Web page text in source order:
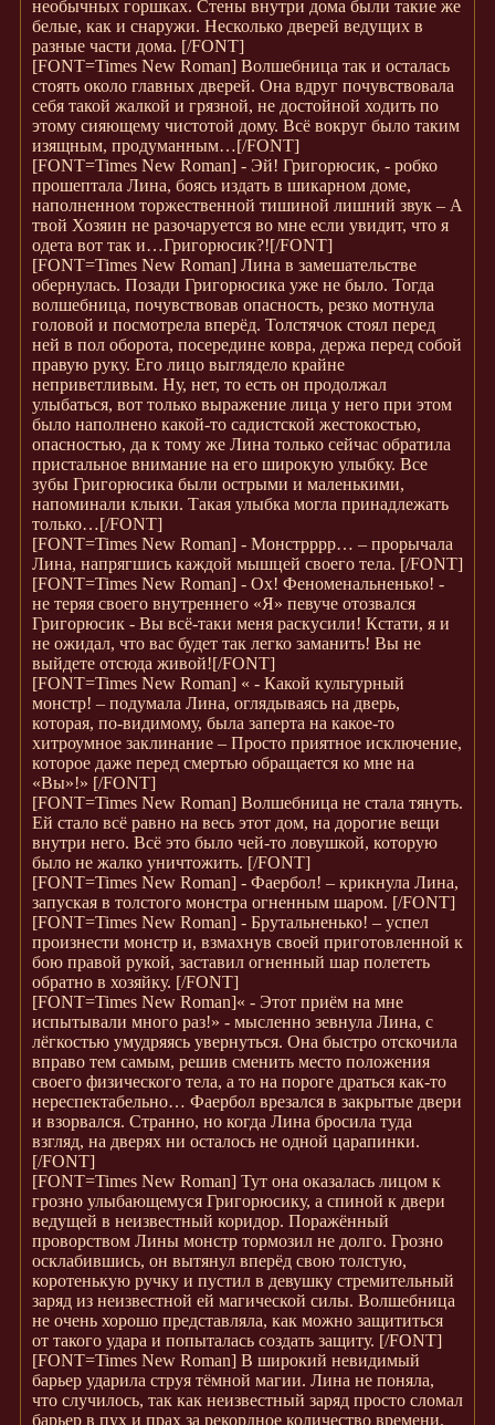
необычных горшках. Стены внутри дома были такие же
белые, как и снаружи. Несколько дверей ведущих в
разные части дома. [/FONT]
[FONT=Times New Roman] Волшебница так и осталась
стоять около главных дверей. Она вдруг почувствовала
себя такой жалкой и грязной, не достойной ходить по
этому сияющему чистотой дому. Всё вокруг было таким
изящным, продуманным…[/FONT]
[FONT=Times New Roman] - Эй! Григорюсик, - робко
прошептала Лина, боясь издать в шикарном доме,
наполненном торжественной тишиной лишний звук – А
твой Хозяин не разочаруется во мне если увидит, что я
одета вот так и…Григорюсик?![/FONT]
[FONT=Times New Roman] Лина в замешательстве
обернулась. Позади Григорюсика уже не было. Тогда
волшебница, почувствовав опасность, резко мотнула
головой и посмотрела вперёд. Толстячок стоял перед
ней в пол оборота, посередине ковра, держа перед собой
правую руку. Его лицо выглядело крайне
неприветливым. Ну, нет, то есть он продолжал
улыбаться, вот только выражение лица у него при этом
было наполнено какой-то садистской жестокостью,
опасностью, да к тому же Лина только сейчас обратила
пристальное внимание на его широкую улыбку. Все
зубы Григорюсика были острыми и маленькими,
напоминали клыки. Такая улыбка могла принадлежать
только…[/FONT]
[FONT=Times New Roman] - Монстрррр… – прорычала
Лина, напрягшись каждой мышцей своего тела. [/FONT]
[FONT=Times New Roman] - Ох! Феноменальненько! -
не теряя своего внутреннего «Я» певуче отозвался
Григорюсик - Вы всё-таки меня раскусили! Кстати, я и
не ожидал, что вас будет так легко заманить! Вы не
выйдете отсюда живой![/FONT]
[FONT=Times New Roman] « - Какой культурный
монстр! – подумала Лина, оглядываясь на дверь,
которая, по-видимому, была заперта на какое-то
хитроумное заклинание – Просто приятное исключение,
которое даже перед смертью обращается ко мне на
«Вы»!» [/FONT]
[FONT=Times New Roman] Волшебница не стала тянуть.
Ей стало всё равно на весь этот дом, на дорогие вещи
внутри него. Всё это было чей-то ловушкой, которую
было не жалко уничтожить. [/FONT]
[FONT=Times New Roman] - Фаербол! – крикнула Лина,
запуская в толстого монстра огненным шаром. [/FONT]
[FONT=Times New Roman] - Брутальненько! – успел
произнести монстр и, взмахнув своей приготовленной к
бою правой рукой, заставил огненный шар полететь
обратно в хозяйку. [/FONT]
[FONT=Times New Roman]« - Этот приём на мне
испытывали много раз!» - мысленно зевнула Лина, с
лёгкостью умудряясь увернуться. Она быстро отскочила
вправо тем самым, решив сменить место положения
своего физического тела, а то на пороге драться как-то
нереспектабельно… Фаербол врезался в закрытые двери
и взорвался. Странно, но когда Лина бросила туда
взгляд, на дверях ни осталось не одной царапинки.
[/FONT]
[FONT=Times New Roman] Тут она оказалась лицом к
грозно улыбающемуся Григорюсику, а спиной к двери
ведущей в неизвестный коридор. Поражённый
проворством Лины монстр тормозил не долго. Грозно
осклабившись, он вытянул вперёд свою толстую,
коротенькую ручку и пустил в девушку стремительный
заряд из неизвестной ей магической силы. Волшебница
не очень хорошо представляла, как можно защититься
от такого удара и попыталась создать защиту. [/FONT]
[FONT=Times New Roman] В широкий невидимый
барьер ударила струя тёмной магии. Лина не поняла,
что случилось, так как неизвестный заряд просто сломал
барьер в пух и прах за рекордное количество времени.